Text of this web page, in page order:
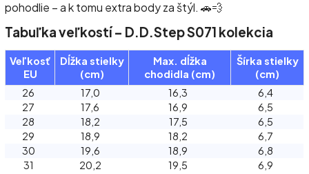
pohodlie – a k tomu extra body za štýl. 🚗💨
Tabuľka veľkostí – D.D.Step S071 kolekcia
Veľkosť
EU
Dĺžka stielky
(cm)
Max. dĺžka
chodidla (cm)
Šírka stielky
(cm)
26
17,0 16,3
6,4
27
17,6 16,9
6,5
28
18,2 17,5
6,5
29
18,9 18,2
6,7
30
19,6 18,9
6,8
31
20,2 19,5 6,9